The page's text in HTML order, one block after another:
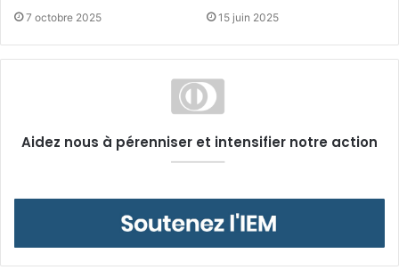
7 octobre 2025 15 juin 2025
Aidez nous à pérenniser et intensifier notre action